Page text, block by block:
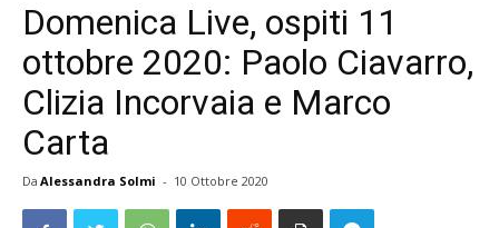
Domenica Live, ospiti 11
ottobre 2020: Paolo Ciavarro,
Clizia Incorvaia e Marco
Carta
Da Alessandra Solmi - 10 Ottobre 2020